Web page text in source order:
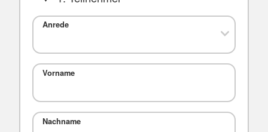
Anrede
Vorname
Nachname